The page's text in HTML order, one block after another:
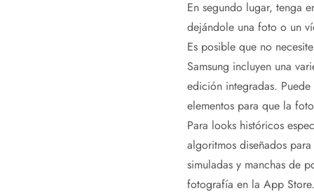
En segundo lugar, tenga
dejándole una foto o un
Es posible que no
Samsung incluyen una
edición integradas.
elementos para que la
Para looks históricos
algoritmos diseñados
simuladas y manchas de
fotografía en la App